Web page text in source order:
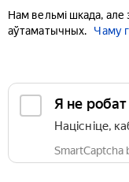
Нам вельмі шкада,
аўтаматычных.
Чаму
Я не робат
Націсніце,
SmartCaptcha